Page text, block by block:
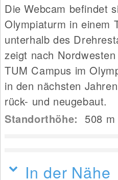
Die Webcam befindet
Olympiaturm in einem
unterhalb des
zeigt nach
TUM Campus im
in den nächsten
rück- und neugebaut.
Standorthöhe: 508 m
In der Nähe